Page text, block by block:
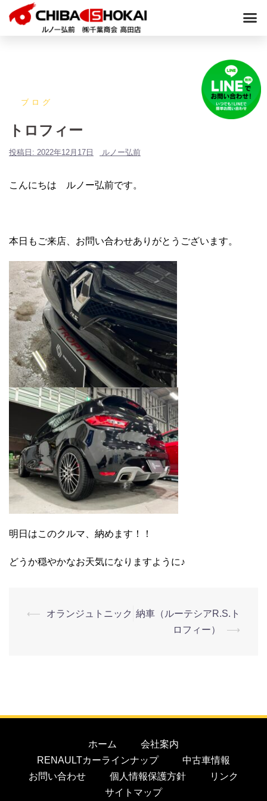
ブログ
トロフィー
投稿日: 2022年12月17日 ルノー弘前
こんにちは ルノー弘前です。
本日もご来店、お問い合わせありがとうございます。
明日はこのクルマ、納めます！！
どうか穏やかなお天気になりますように♪
⟵ オランジュトニック 納車（ルーテシアR.S.ト
ロフィー）
⟶
ホーム
会社案内
RENAULTカーラインナップ
中古車情報
お問い合わせ
個人情報保護方針
リンク
サイトマップ